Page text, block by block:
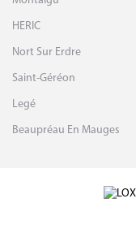
HERIC
Nort Sur Erdre
Saint-Géréon
Legé
Beaupréau En Mauges